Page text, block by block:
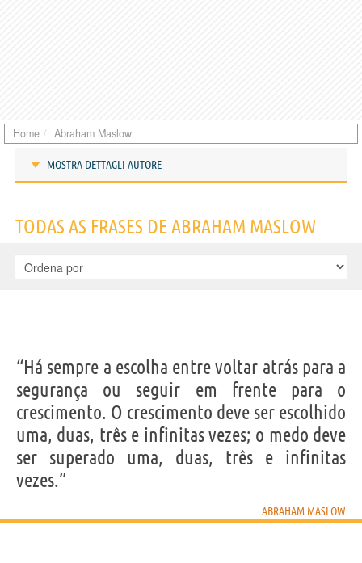
Home Abraham Maslow
MOSTRA DETTAGLI AUTORE
IDENTIKIT E DADOS PESSOAIS
Abraham
Sobrenome Maslow
Nascido 1 Abril 1908
Falecido 8 Junho 1970
Gênero masculino
Nacionalidade Americana
Profissão psicólogo
Signo do zodíaco Áries
Frases, citações e aforismos de Abraham Maslow
7
TODAS AS FRASES DE ABRAHAM MASLOW
“Há sempre a escolha entre voltar atrás para a
segurança ou seguir em frente para o
crescimento. O crescimento deve ser escolhido
uma, duas, três e infinitas vezes; o medo deve
ser superado uma, duas, três e infinitas
vezes.”
ABRAHAM MASLOW